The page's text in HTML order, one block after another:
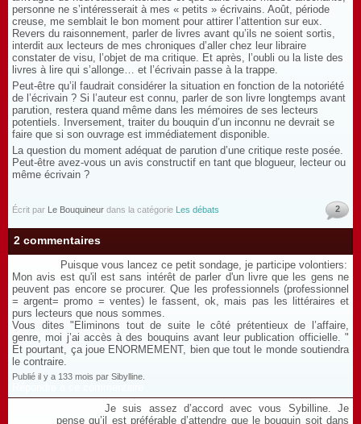
personne ne s’intéresserait à mes « petits » écrivains. Août, période
creuse, me semblait le bon moment pour attirer l’attention sur eux.
Revers du raisonnement, parler de livres avant qu’ils ne soient sortis,
interdit aux lecteurs de mes chroniques d’aller chez leur libraire
constater de visu, l’objet de ma critique. Et après, l’oubli ou la liste des
livres à lire qui s’allonge… et l’écrivain passe à la trappe.
Peut-être qu’il faudrait considérer la situation en fonction de la notoriété
de l’écrivain ? Si l’auteur est connu, parler de son livre longtemps avant
parution, restera quand même dans les mémoires de ses lecteurs
potentiels. Inversement, traiter du bouquin d’un inconnu ne devrait se
faire que si son ouvrage est immédiatement disponible.
La question du moment adéquat de parution d’une critique reste posée.
Peut-être avez-vous un avis constructif en tant que blogueur, lecteur ou
même écrivain ?
Écrit par Le Bouquineur dans la catégorie Les débats 2
2 commentaires
Puisque vous lancez ce petit sondage, je participe volontiers:
Mon avis est qu'il est sans intérêt de parler d'un livre que les gens ne
peuvent pas encore se procurer. Que les professionnels (professionnel
= argent= promo = ventes) le fassent, ok, mais pas les littéraires et
purs lecteurs que nous sommes.
Vous dites "Eliminons tout de suite le côté prétentieux de l’affaire,
genre, moi j’ai accès à des bouquins avant leur publication officielle. "
Et pourtant, ça joue ENORMEMENT, bien que tout le monde soutiendra
le contraire.
Publié il y a 133 mois par Sibylline.
Je suis assez d’accord avec vous Sybilline. Je
pense qu’il est préférable d’attendre que le bouquin soit dans